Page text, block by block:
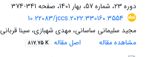
دوره 23، شماره 57، بهار 1401، صفحه
341-374
10.22083/jccs.2022.330160.3554
مجید سلیمانی ساسانی، مهدی شهبازی، سینا قربانی
مشاهده مقاله
اصل مقاله 817.75 K